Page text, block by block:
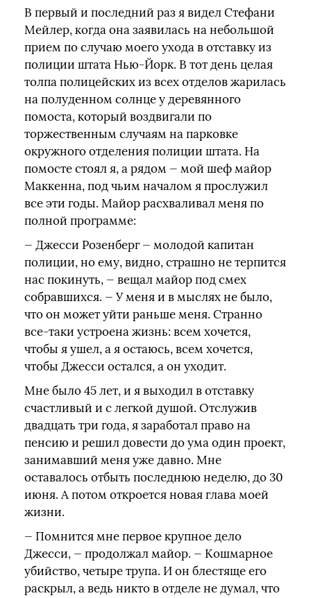
В первый и последний раз я видел Стефани
Мейлер, когда она заявилась на небольшой
прием по случаю моего ухода в отставку из
полиции штата Нью-Йорк. В тот день целая
толпа полицейских из всех отделов жарилась
на полуденном солнце у деревянного
помоста, который воздвигали по
торжественным случаям на парковке
окружного отделения полиции штата. На
помосте стоял я, а рядом — мой шеф майор
Маккенна, под чьим началом я прослужил
все эти годы. Майор расхваливал меня по
полной программе:
— Джесси Розенберг — молодой капитан
полиции, но ему, видно, страшно не терпится
нас покинуть, — вещал майор под смех
собравшихся. — У меня и в мыслях не было,
что он может уйти раньше меня. Странно
все-таки устроена жизнь: всем хочется,
чтобы я ушел, а я остаюсь, всем хочется,
чтобы Джесси остался, а он уходит.
Мне было 45 лет, и я выходил в отставку
счастливый и с легкой душой. Отслужив
двадцать три года, я заработал право на
пенсию и решил довести до ума один проект,
занимавший меня уже давно. Мне
оставалось отбыть последнюю неделю, до 30
июня. А потом откроется новая глава моей
жизни.
— Помнится мне первое крупное дело
Джесси, — продолжал майор. — Кошмарное
убийство, четыре трупа. И он блестяще его
раскрыл, а ведь никто в отделе не думал, что